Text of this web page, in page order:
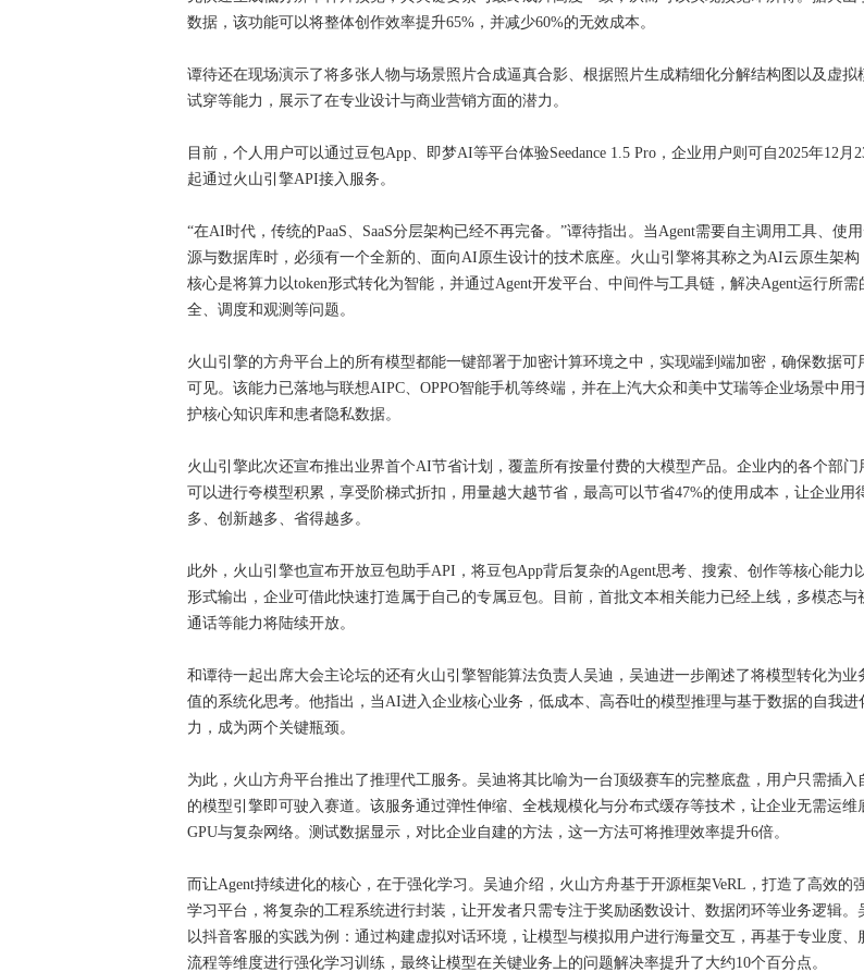
数据，该功能可以将整体创作效率提升65%，并减少60%的无效成本。
谭待还在现场演示了将多张人物与场景照片合成逼真合影、根据照片生成精细化分解结构图以及虚拟
试穿等能力，展示了在专业设计与商业营销方面的潜力。
目前，个人用户可以通过豆包App、即梦AI等平台体验Seedance 1.5 Pro，企业用户则可自2025年12月
起通过火山引擎API接入服务。
“在AI时代，传统的PaaS、SaaS分层架构已经不再完备。”谭待指出。当Agent需要自主调用工具、使
源与数据库时，必须有一个全新的、面向AI原生设计的技术底座。火山引擎将其称之为AI云原生架构
核心是将算力以token形式转化为智能，并通过Agent开发平台、中间件与工具链，解决Agent运行所需
全、调度和观测等问题。
火山引擎的方舟平台上的所有模型都能一键部署于加密计算环境之中，实现端到端加密，确保数据可
可见。该能力已落地与联想AIPC、OPPO智能手机等终端，并在上汽大众和美中艾瑞等企业场景中用
护核心知识库和患者隐私数据。
火山引擎此次还宣布推出业界首个AI节省计划，覆盖所有按量付费的大模型产品。企业内的各个部门
可以进行夸模型积累，享受阶梯式折扣，用量越大越节省，最高可以节省47%的使用成本，让企业用
多、创新越多、省得越多。
此外，火山引擎也宣布开放豆包助手API，将豆包App背后复杂的Agent思考、搜索、创作等核心能力
形式输出，企业可借此快速打造属于自己的专属豆包。目前，首批文本相关能力已经上线，多模态与
通话等能力将陆续开放。
和谭待一起出席大会主论坛的还有火山引擎智能算法负责人吴迪，吴迪进一步阐述了将模型转化为业
值的系统化思考。他指出，当AI进入企业核心业务，低成本、高吞吐的模型推理与基于数据的自我进
力，成为两个关键瓶颈。
为此，火山方舟平台推出了推理代工服务。吴迪将其比喻为一台顶级赛车的完整底盘，用户只需插入
的模型引擎即可驶入赛道。该服务通过弹性伸缩、全栈规模化与分布式缓存等技术，让企业无需运维
GPU与复杂网络。测试数据显示，对比企业自建的方法，这一方法可将推理效率提升6倍。
而让Agent持续进化的核心，在于强化学习。吴迪介绍，火山方舟基于开源框架VeRL，打造了高效的
学习平台，将复杂的工程系统进行封装，让开发者只需专注于奖励函数设计、数据闭环等业务逻辑。
以抖音客服的实践为例：通过构建虚拟对话环境，让模型与模拟用户进行海量交互，再基于专业度、
流程等维度进行强化学习训练，最终让模型在关键业务上的问题解决率提升了大约10个百分点。